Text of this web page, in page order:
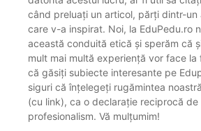
când preluați un articol, părți dintr-un
care v-a inspirat. Noi, la EduPedu.ro
această conduită etică și sperăm că
mult mai multă experiență vor face la
că găsiți subiecte interesante pe
siguri că înțelegeți rugămintea
(cu link), ca o declarație reciprocă
profesionalism. Vă mulțumim!